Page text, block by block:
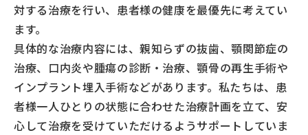
対する治療を行い、患者様の健康を最優先に考えてい
ます。
具体的な治療内容には、親知らずの抜歯、顎関節症の
治療、口内炎や腫瘍の診断・治療、顎骨の再生手術や
インプラント埋入手術などがあります。私たちは、患
者様一人ひとりの状態に合わせた治療計画を立て、安
心して治療を受けていただけるようサポートしていま